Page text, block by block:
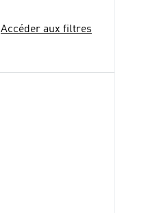
Accéder aux filtres